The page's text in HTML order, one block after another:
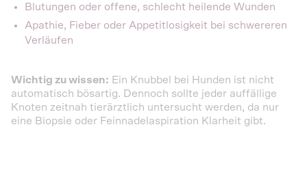
Blutungen oder offene, schlecht heilende Wunden
Apathie, Fieber oder Appetitlosigkeit bei schwereren
Verläufen
Wichtig zu wissen: Ein Knubbel bei Hunden ist nicht
automatisch bösartig. Dennoch sollte jeder auffällige
Knoten zeitnah tierärztlich untersucht werden, da nur
eine Biopsie oder Feinnadelaspiration Klarheit gibt.